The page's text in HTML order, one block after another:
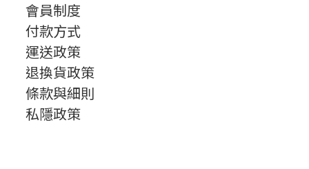
會員制度
付款方式
運送政策
退換貨政策
條款與細則
私隱政策